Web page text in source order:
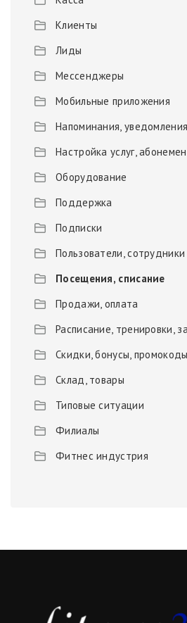
Клиенты
Лиды
Мессенджеры
Мобильные приложения
Напоминания, уведомления
Настройка услуг,
Оборудование
Поддержка
Подписки
Пользователи, сотрудники
Посещения, списание
Продажи, оплата
Расписание, тренировки,
Скидки, бонусы, промокоды
Склад, товары
Типовые ситуации
Филиалы
Фитнес индустрия